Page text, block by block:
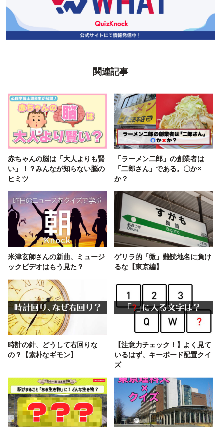
関連記事
赤ちゃんの脳は「大人よりも賢
い」！？みんなが知らない脳の
ヒミツ
「ラーメン二郎」の創業者は
「二郎さん」である。〇か×
か？
米津玄師さんの新曲、ミュージ
ックビデオはもう見た？
ゲリラ的「微」難読地名に負け
るな【東京編】
時計の針、どうして右回りな
の？【素朴なギモン】
【注意力チェック！】よく見て
いるはず、キーボード配置クイ
ズ